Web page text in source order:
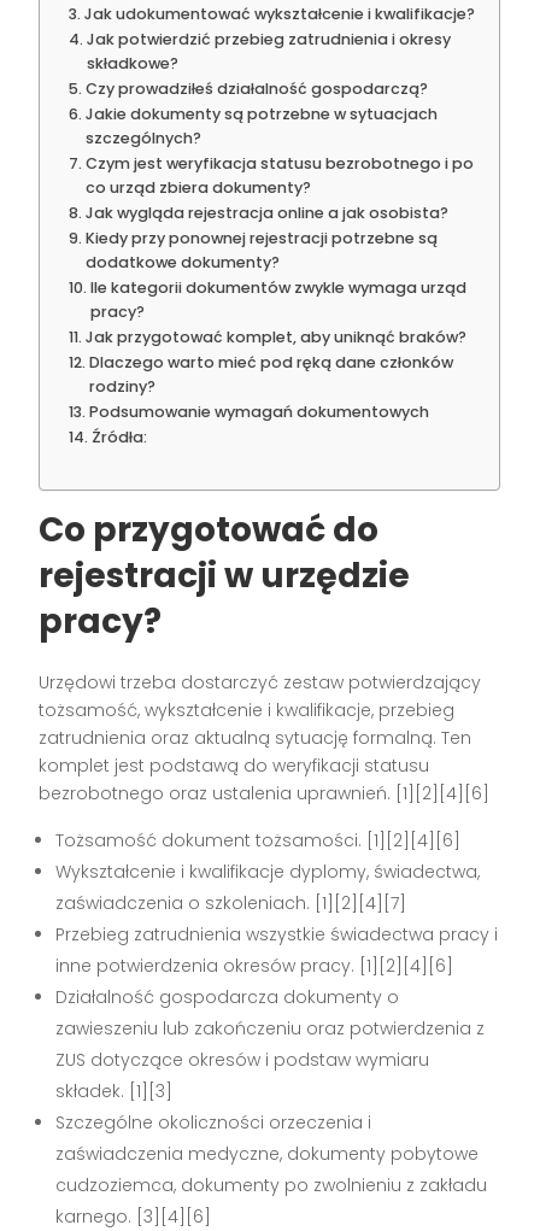
Jak udokumentować wykształcenie i kwalifikacje?
Jak potwierdzić przebieg zatrudnienia i okresy
składkowe?
Czy prowadziłeś działalność gospodarczą?
Jakie dokumenty są potrzebne w sytuacjach
szczególnych?
Czym jest weryfikacja statusu bezrobotnego i po
co urząd zbiera dokumenty?
Jak wygląda rejestracja online a jak osobista?
Kiedy przy ponownej rejestracji potrzebne są
dodatkowe dokumenty?
Ile kategorii dokumentów zwykle wymaga urząd
pracy?
Jak przygotować komplet, aby uniknąć braków?
Dlaczego warto mieć pod ręką dane członków
rodziny?
Podsumowanie wymagań dokumentowych
Źródła:
Co przygotować do
rejestracji w urzędzie
pracy?
Urzędowi trzeba dostarczyć zestaw potwierdzający
tożsamość, wykształcenie i kwalifikacje, przebieg
zatrudnienia oraz aktualną sytuację formalną. Ten
komplet jest podstawą do weryfikacji statusu
bezrobotnego oraz ustalenia uprawnień. [1][2][4][6]
Tożsamość dokument tożsamości. [1][2][4][6]
Wykształcenie i kwalifikacje dyplomy, świadectwa,
zaświadczenia o szkoleniach. [1][2][4][7]
Przebieg zatrudnienia wszystkie świadectwa pracy i
inne potwierdzenia okresów pracy. [1][2][4][6]
Działalność gospodarcza dokumenty o
zawieszeniu lub zakończeniu oraz potwierdzenia z
ZUS dotyczące okresów i podstaw wymiaru
składek. [1][3]
Szczególne okoliczności orzeczenia i
zaświadczenia medyczne, dokumenty pobytowe
cudzoziemca, dokumenty po zwolnieniu z zakładu
karnego. [3][4][6]